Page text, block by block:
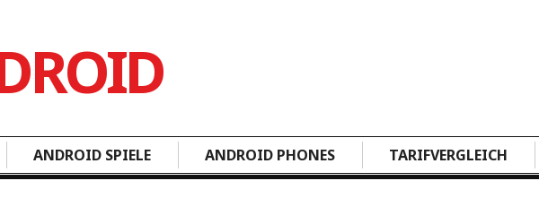
ANDROID SPIELE ANDROID PHONES TARIFVERGLEICH